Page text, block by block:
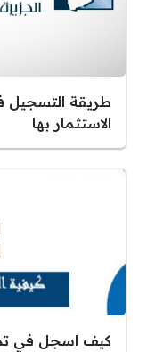
طريقة التسجيل
الاستثمار بها
كيف اسجل في